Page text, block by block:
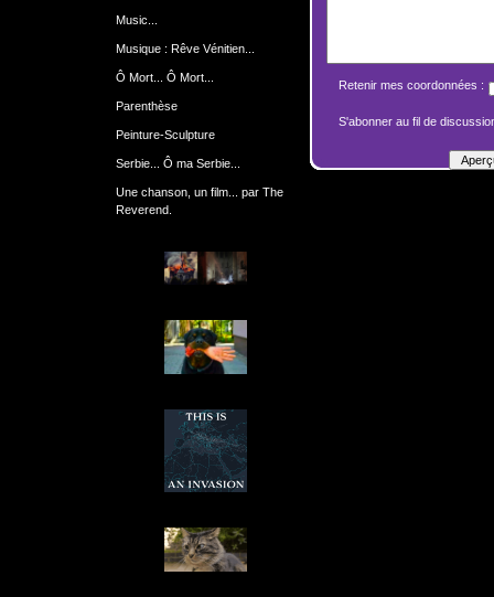
Music...
Musique : Rêve Vénitien...
Ô Mort... Ô Mort...
Parenthèse
Peinture-Sculpture
Serbie... Ô ma Serbie...
Une chanson, un film... par The
Reverend.
Retenir mes coordonnées :
S'abonner au fil de